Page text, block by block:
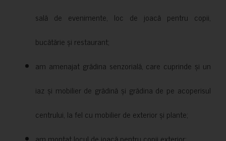
sală de evenimente, loc de joacă pentru copii,
bucătărie și restaurant;
am amenajat grădina senzorială, care cuprinde și un
iaz și mobilier de grădină și grădina de pe acoperisul
centrului, la fel cu mobilier de exterior și plante;